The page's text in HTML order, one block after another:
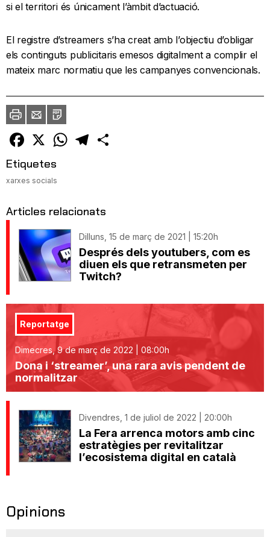
si el territori és únicament l’àmbit d’actuació.
El registre d’streamers s’ha creat amb l’objectiu d’obligar
els continguts publicitaris emesos digitalment a complir el
mateix marc normatiu que les campanyes convencionals.
ImprimirEnvia
un
amic
PDF
Facebook
X WhatsAppTelegram
Etiquetes
xarxes socials
Articles relacionats
Dilluns, 15 de març de 2021 | 15:20h
Després dels youtubers, com es
diuen els que retransmeten per
Twitch?
Reportatge
Dimecres, 9 de març de 2022 | 08:00h
Dona i ‘streamer’, una rara avis pendent de
normalitzar
Divendres, 1 de juliol de 2022 | 20:00h
La Fera arrenca motors amb cinc
estratègies per revitalitzar
l’ecosistema digital en català
Opinions